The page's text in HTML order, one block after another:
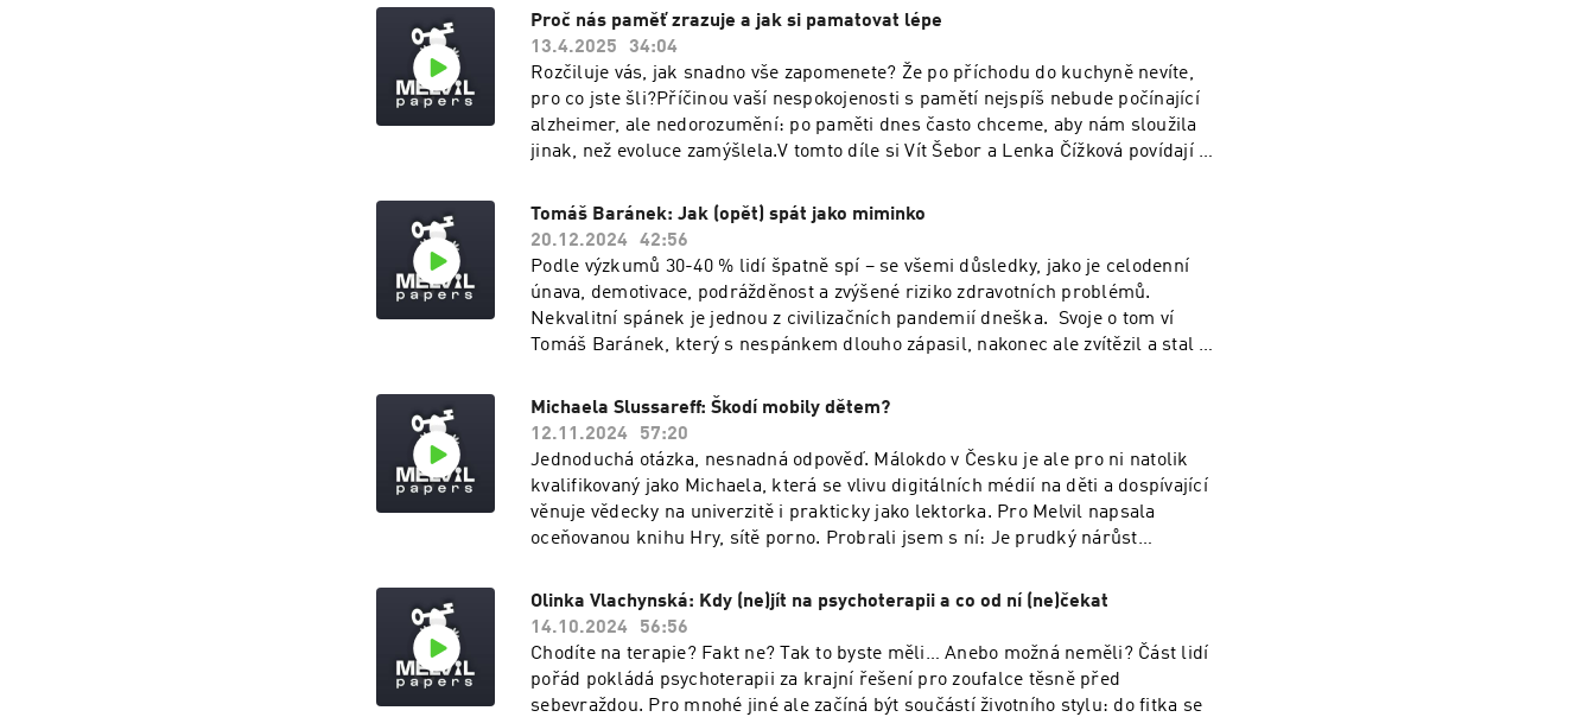
proč trvalo desítky let, než sebrala odvahu publikovat vlastní knihu?Co vlastně
obnáší napsat román? Jak při tom postupuje?Jak si zaměstnaná matka dvou
dětí najde na psaní čas a energii?Mají její postavy reálné vzory a jsou na ni její
blízcí naštvaní, když se v knize poznají?…a ještě mnohem víc.
Proč nás paměť zrazuje a jak si pamatovat lépe
13.4.2025
34:04
Rozčiluje vás, jak snadno vše zapomenete? Že po příchodu do kuchyně nevíte,
pro co jste šli?Příčinou vaší nespokojenosti s pamětí nejspíš nebude počínající
alzheimer, ale nedorozumění: po paměti dnes často chceme, aby nám sloužila
jinak, než evoluce zamýšlela.V tomto díle si Vít Šebor a Lenka Čížková povídají o
Ranganatha.Poslechnětě si:- co dnes věda ví o tom, jak funguje ukládání a
vybavování našich vzpomínek- jak její poznatky můžete využít k lepšímu
fungování v moderním světě- jaké triky používají lidé, kteří ohromují množstvím
zapamatovaných faktů, aniž by disponovali mimořádným mozkem- proč jsme
tak náchylní k manipulaci s vlastními vzpomínkami- a další zajímavosti
Tomáš Baránek: Jak (opět) spát jako miminko
20.12.2024
42:56
Podle výzkumů 30-40 % lidí špatně spí – se všemi důsledky, jako je celodenní
únava, demotivace, podrážděnost a zvýšené riziko zdravotních problémů.
Nekvalitní spánek je jednou z civilizačních pandemií dneška. Svoje o tom ví
Tomáš Baránek, který s nespánkem dlouho zápasil, nakonec ale zvítězil a stal se
může (skoro) každý. Nečekejte ale jednu ultimátní radu, natož pilulku, která vám
spánkový problém vyřeší. Bez porozumění jeho příčinám a bez ochoty změnit
některé návyky to nepůjde. V podcastu budeme také mluvit o Tomášově
promakaném on-line kurzu Spěte sladce, který najdete na platformě Vyšší
melvilí (vyssimelvili.cz). Myslíte-li to s nápravou spánku vážně, zamiřte tam.
Jako posluchač/ka Melvil Papers dostanete speciální pobídku: kupon na 30%
Michaela Slussareff: Škodí mobily dětem?
12.11.2024
57:20
Jednoduchá otázka, nesnadná odpověď. Málokdo v Česku je ale pro ni natolik
kvalifikovaný jako Michaela, která se vlivu digitálních médií na děti a dospívající
věnuje vědecky na univerzitě i prakticky jako lektorka. Pro Melvil napsala
oceňovanou knihu Hry, sítě porno. Probrali jsem s ní: Je prudký nárůst
nich především sociálními sítěmi)? Kolik času by děti nad obrazovkami měli
maximálně strávit? Jaká na ně v digitálním světě číhají největší rizika? Je v
pubertě už na jakákoli digitální pravidla pozdě? A v čem jsou dnešní děti díky
novým technologiím lepší než předchozí generace? A ještě více… To musíte
slyšet.
Olinka Vlachynská: Kdy (ne)jít na psychoterapii a co od ní (ne)čekat
14.10.2024
56:56
Chodíte na terapie? Fakt ne? Tak to byste měli… Anebo možná neměli? Část lidí
pořád pokládá psychoterapii za krajní řešení pro zoufalce těsně před
sebevraždou. Pro mnohé jiné ale začíná být součástí životního stylu: do fitka se